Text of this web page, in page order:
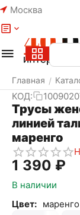
Москва
Главная /
КОД:
Трусы
линией
маренго
1 390 ₽
В наличии
Цвет: маренго
Меню